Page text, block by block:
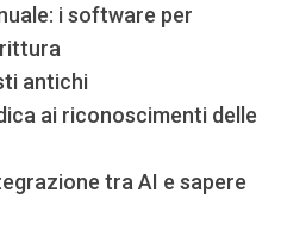
i software per
antichi
ai riconoscimenti delle
tra AI e sapere